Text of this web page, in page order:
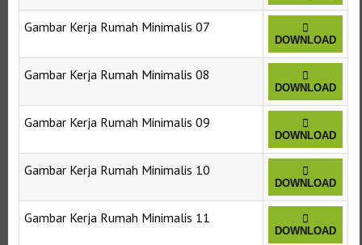
Gambar Kerja Rumah Minimalis 07
DOWNLOAD
Gambar Kerja Rumah Minimalis 08
DOWNLOAD
Gambar Kerja Rumah Minimalis 09
DOWNLOAD
Gambar Kerja Rumah Minimalis 10
DOWNLOAD
Gambar Kerja Rumah Minimalis 11
DOWNLOAD